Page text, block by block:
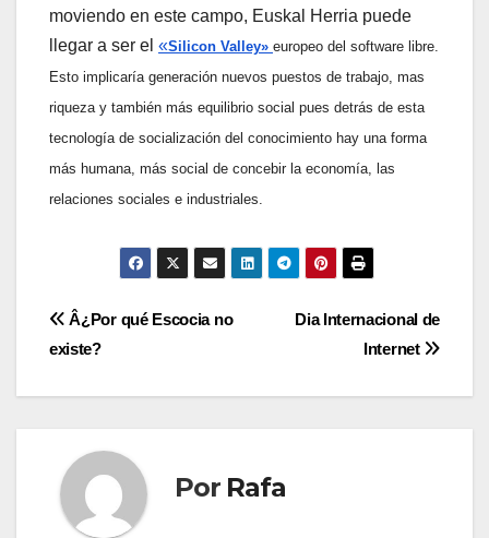
moviendo en este campo, Euskal Herria puede
llegar a ser el «Silicon Valley» europeo del software libre.
Esto implicarí­a generación nuevos puestos de trabajo, mas
riqueza y también más equilibrio social pues detrás de esta
tecnologí­a de socialización del conocimiento hay una forma
más humana, más social de concebir la economí­a, las
relaciones sociales e industriales.
Navegación
Dia Internacional de
Internet
Â¿Por qué Escocia no
existe?
Por Rafa